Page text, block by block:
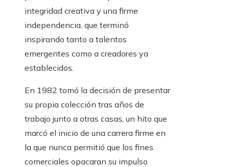
integridad creativa y una firme
independencia, que terminó
inspirando tanto a talentos
emergentes como a creadores ya
establecidos.
En 1982 tomó la decisión de presentar
su propia colección tras años de
trabajo junto a otras casas, un hito que
marcó el inicio de una carrera firme en
la que nunca permitió que los fines
comerciales opacaran su impulso